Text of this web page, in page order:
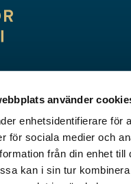
använder
enhetsidentifierare för
för sociala medier och
från din enhet
kan i sin tur